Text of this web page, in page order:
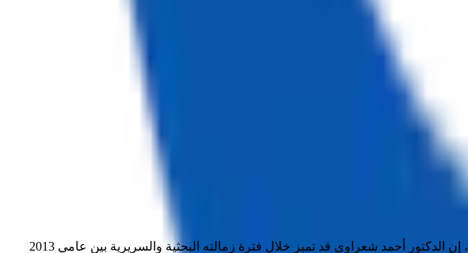
، إن الدكتور أحمد شعراوي قد تميز خلال فترة زمالته البحثية والسريرية بين عامي 2013